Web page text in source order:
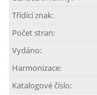
Třídící znak:
Počet stran:
Vydáno:
Harmonizace:
Katalogové číslo: